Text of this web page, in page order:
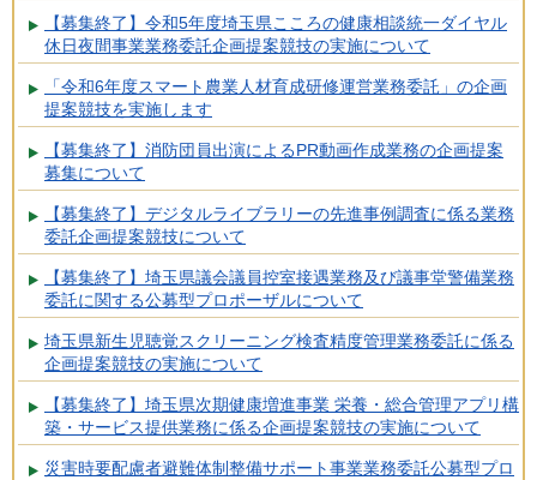
【募集終了】令和5年度埼玉県こころの健康相談統一ダイヤル
休日夜間事業業務委託企画提案競技の実施について
「令和6年度スマート農業人材育成研修運営業務委託」の企画
提案競技を実施します
【募集終了】消防団員出演によるPR動画作成業務の企画提案
募集について
【募集終了】デジタルライブラリーの先進事例調査に係る業務
委託企画提案競技について
【募集終了】埼玉県議会議員控室接遇業務及び議事堂警備業務
委託に関する公募型プロポーザルについて
埼玉県新生児聴覚スクリーニング検査精度管理業務委託に係る
企画提案競技の実施について
【募集終了】埼玉県次期健康増進事業 栄養・総合管理アプリ構
築・サービス提供業務に係る企画提案競技の実施について
災害時要配慮者避難体制整備サポート事業業務委託公募型プロ